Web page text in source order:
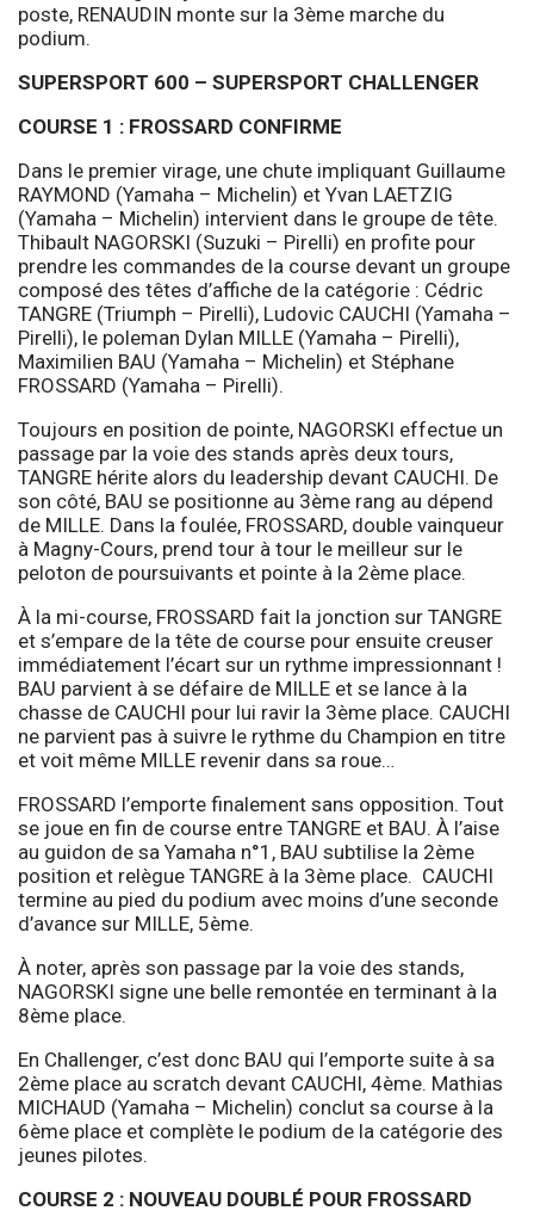
poste, RENAUDIN monte sur la 3ème marche du
podium.
SUPERSPORT 600 – SUPERSPORT CHALLENGER
COURSE 1 : FROSSARD CONFIRME
Dans le premier virage, une chute impliquant Guillaume
RAYMOND (Yamaha – Michelin) et Yvan LAETZIG
(Yamaha – Michelin) intervient dans le groupe de tête.
Thibault NAGORSKI (Suzuki – Pirelli) en profite pour
prendre les commandes de la course devant un groupe
composé des têtes d’affiche de la catégorie : Cédric
TANGRE (Triumph – Pirelli), Ludovic CAUCHI (Yamaha –
Pirelli), le poleman Dylan MILLE (Yamaha – Pirelli),
Maximilien BAU (Yamaha – Michelin) et Stéphane
FROSSARD (Yamaha – Pirelli).
Toujours en position de pointe, NAGORSKI effectue un
passage par la voie des stands après deux tours,
TANGRE hérite alors du leadership devant CAUCHI. De
son côté, BAU se positionne au 3ème rang au dépend
de MILLE. Dans la foulée, FROSSARD, double vainqueur
à Magny-Cours, prend tour à tour le meilleur sur le
peloton de poursuivants et pointe à la 2ème place.
À la mi-course, FROSSARD fait la jonction sur TANGRE
et s’empare de la tête de course pour ensuite creuser
immédiatement l’écart sur un rythme impressionnant !
BAU parvient à se défaire de MILLE et se lance à la
chasse de CAUCHI pour lui ravir la 3ème place. CAUCHI
ne parvient pas à suivre le rythme du Champion en titre
et voit même MILLE revenir dans sa roue…
FROSSARD l’emporte finalement sans opposition. Tout
se joue en fin de course entre TANGRE et BAU. À l’aise
au guidon de sa Yamaha n°1, BAU subtilise la 2ème
position et relègue TANGRE à la 3ème place. CAUCHI
termine au pied du podium avec moins d’une seconde
d’avance sur MILLE, 5ème.
À noter, après son passage par la voie des stands,
NAGORSKI signe une belle remontée en terminant à la
8ème place.
En Challenger, c’est donc BAU qui l’emporte suite à sa
2ème place au scratch devant CAUCHI, 4ème. Mathias
MICHAUD (Yamaha – Michelin) conclut sa course à la
6ème place et complète le podium de la catégorie des
jeunes pilotes.
COURSE 2 : NOUVEAU DOUBLÉ POUR FROSSARD